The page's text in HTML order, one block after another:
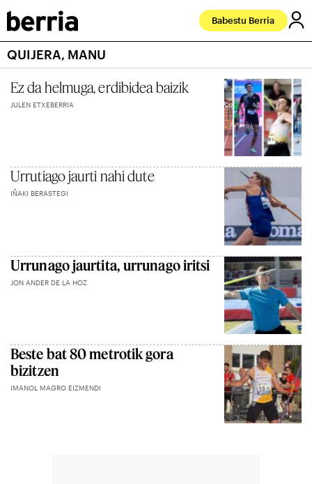
Babestu Berria
QUIJERA, MANU
Ez da helmuga, erdibidea baizik
JULEN ETXEBERRIA
Urrutiago jaurti nahi dute
IÑAKI BERASTEGI
Urrunago jaurtita, urrunago iritsi
JON ANDER DE LA HOZ
Beste bat 80 metrotik gora
bizitzen
IMANOL MAGRO EIZMENDI